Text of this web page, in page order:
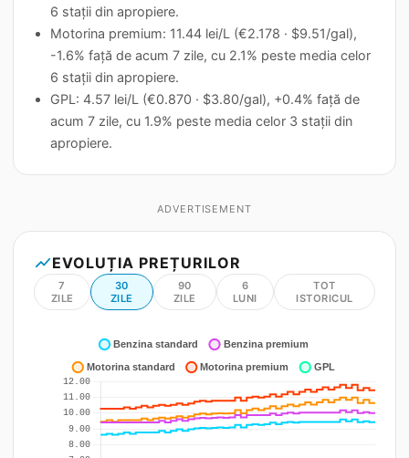
6 stații din apropiere.
Motorina premium: 11.44 lei/L (€2.178 · $9.51/gal),
-1.6% față de acum 7 zile, cu 2.1% peste media celor
6 stații din apropiere.
GPL: 4.57 lei/L (€0.870 · $3.80/gal), +0.4% față de
acum 7 zile, cu 1.9% peste media celor 3 stații din
apropiere.
ADVERTISEMENT
show_chartEVOLUȚIA PREȚURILOR
7
ZILE
30
ZILE
90
ZILE
6
LUNI
TOT
ISTORICUL